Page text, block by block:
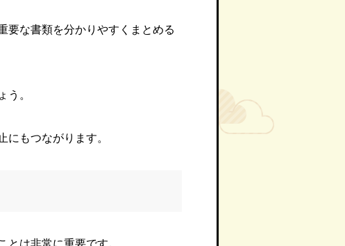
要な書類を分かりやすくまとめる
。
もつながります。